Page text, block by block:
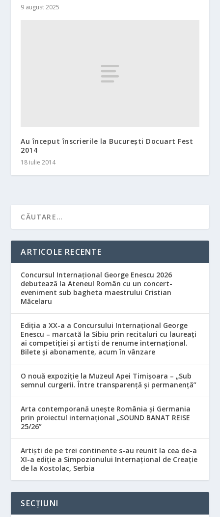
9 august 2025
Au început înscrierile la București Docuart Fest
2014
18 iulie 2014
ARTICOLE RECENTE
Concursul Internațional George Enescu 2026
debutează la Ateneul Român cu un concert-
eveniment sub bagheta maestrului Cristian
Măcelaru
Ediția a XX-a a Concursului Internațional George
Enescu – marcată la Sibiu prin recitaluri cu laureați
ai competiției și artiști de renume internațional.
Bilete și abonamente, acum în vânzare
O nouă expoziție la Muzeul Apei Timișoara – „Sub
semnul curgerii. Între transparență și permanență”
Arta contemporană unește România și Germania
prin proiectul internațional „SOUND BANAT REISE
25/26”
Artiști de pe trei continente s-au reunit la cea de-a
XI-a ediție a Simpozionului Internațional de Creație
de la Kostolac, Serbia
SECȚIUNI